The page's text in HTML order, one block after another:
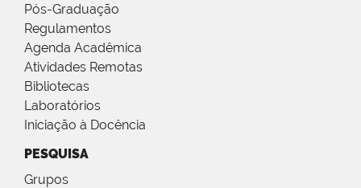
Pós-Graduação
Regulamentos
Agenda Acadêmica
Atividades Remotas
Bibliotecas
Laboratórios
Iniciação à Docência
PESQUISA
Grupos